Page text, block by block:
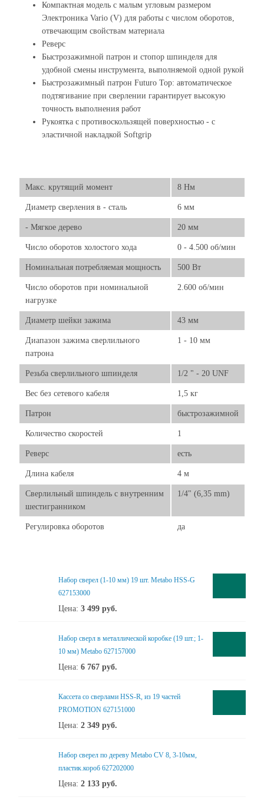
Компактная модель с малым угловым размером
Электроника Vario (V) для работы с числом оборотов,
отвечающим свойствам материала
Реверс
Быстрозажимной патрон и стопор шпинделя для
удобной смены инструмента, выполняемой одной рукой
Быстрозажимный патрон Futuro Top: автоматическое
подтягивание при сверлении гарантирует высокую
точность выполнения работ
Рукоятка с противоскользящей поверхностью - с
эластичной накладкой Softgrip
Макс. крутящий момент 8 Нм
Диаметр сверления в - сталь 6 мм
- Мягкое дерево 20 мм
Число оборотов холостого хода 0 - 4.500 об/мин
Номинальная потребляемая мощность 500 Вт
Число оборотов при номинальной
нагрузке
2.600 об/мин
Диаметр шейки зажима 43 мм
Диапазон зажима сверлильного
патрона
1 - 10 мм
Резьба сверлильного шпинделя 1/2 " - 20 UNF
Вес без сетевого кабеля 1,5 кг
Патрон быстрозажимной
Количество скоростей 1
Реверс есть
Длина кабеля 4 м
Сверлильный шпиндель с внутренним
шестигранником
1/4" (6,35 mm)
Регулировка оборотов да
Набор сверел (1-10 мм) 19 шт. Metabo HSS-G
627153000
Цена: 3 499 руб.
Набор сверл в металлической коробке (19 шт.; 1-
10 мм) Metabo 627157000
Цена: 6 767 руб.
Кассета со сверлами HSS-R, из 19 частей
PROMOTION 627151000
Цена: 2 349 руб.
Набор сверел по дереву Metabo CV 8, 3-10мм,
пластик.короб 627202000
Цена: 2 133 руб.